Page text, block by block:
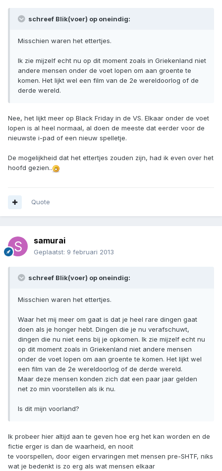
schreef Blik(voer) op oneindig:
Misschien waren het ettertjes.
Ik zie mijzelf echt nu op dit moment zoals in Griekenland niet
andere mensen onder de voet lopen om aan groente te
komen. Het lijkt wel een film van de 2e wereldoorlog of de
derde wereld.
Nee, het lijkt meer op Black Friday in de VS. Elkaar onder de voet
lopen is al heel normaal, al doen de meeste dat eerder voor de
nieuwste i-pad of een nieuw spelletje.
De mogelijkheid dat het ettertjes zouden zijn, had ik even over het
hoofd gezien..
Quote
samurai
Geplaatst: 9 februari 2013
schreef Blik(voer) op oneindig:
Misschien waren het ettertjes.
Waar het mij meer om gaat is dat je heel rare dingen gaat
doen als je honger hebt. Dingen die je nu verafschuwt,
dingen die nu niet eens bij je opkomen. Ik zie mijzelf echt nu
op dit moment zoals in Griekenland niet andere mensen
onder de voet lopen om aan groente te komen. Het lijkt wel
een film van de 2e wereldoorlog of de derde wereld.
Maar deze mensen konden zich dat een paar jaar gelden
net zo min voorstellen als ik nu.
Is dit mijn voorland?
Ik probeer hier altijd aan te geven hoe erg het kan worden en de
fictie erger is dan de waarheid, en nooit
te voorspellen, door eigen ervaringen met mensen pre-SHTF, niks
wat je bedenkt is zo erg als wat mensen elkaar